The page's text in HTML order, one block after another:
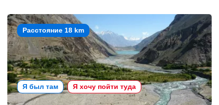
Расстояние 18 km
Я был там Я хочу пойти туда